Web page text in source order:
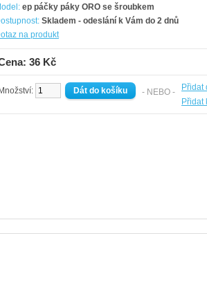
ep páčky páky ORO se šroubkem
Skladem - odeslání k Vám do 2 dnů
na produkt
36 Kč
Množství: - NEBO -
Přidat
Přidat